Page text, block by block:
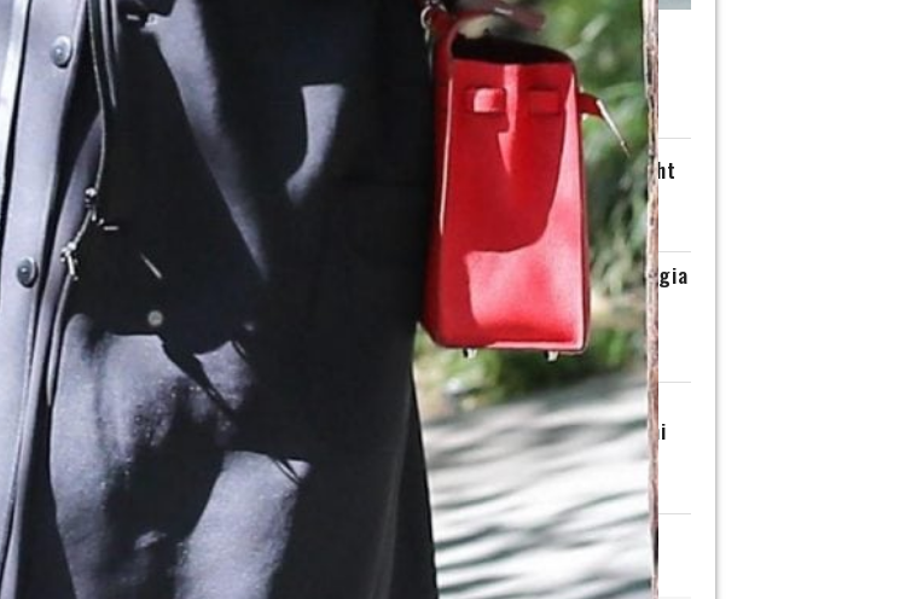
Come scegliere le pesche più
buone? La guida definitiva
LUCREZIA CIOTTI | 2 AGOSTO 2026
Tiramisù senza uova: la versione light
del dolce più amato d’Italia
LUCREZIA CIOTTI | 1 AGOSTO 2026
Grana Padano, il sapore che dà energia
anche d’estate con le bruschette
REDAZIONE NOVELLA 2000 | 31 LUGLIO 2026
Francesco Paolantoni ai fornelli con
Chef Armonia: “La pasta e patate mi
sa di casa”
REDAZIONE NOVELLA 2000 | 30 LUGLIO 2026